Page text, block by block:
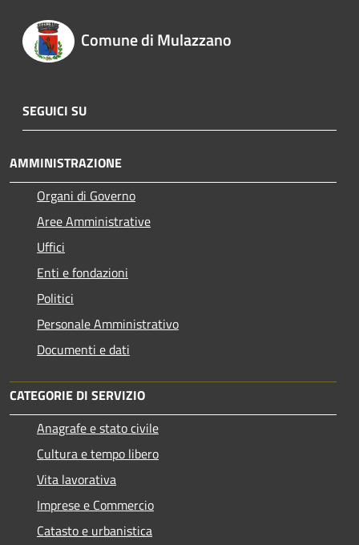
Comune di Mulazzano
SEGUICI SU
AMMINISTRAZIONE
Organi di Governo
Aree Amministrative
Uffici
Enti e fondazioni
Politici
Personale Amministrativo
Documenti e dati
CATEGORIE DI SERVIZIO
Anagrafe e stato civile
Cultura e tempo libero
Vita lavorativa
Imprese e Commercio
Catasto e urbanistica